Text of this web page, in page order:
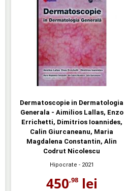
Dermatoscopie in Dermatologia
Generala - Aimilios Lallas, Enzo
Errichetti, Dimitrios Ioannides,
Calin Giurcaneanu, Maria
Magdalena Constantin, Alin
Codrut Nicolescu
Hipocrate - 2021
450,98lei